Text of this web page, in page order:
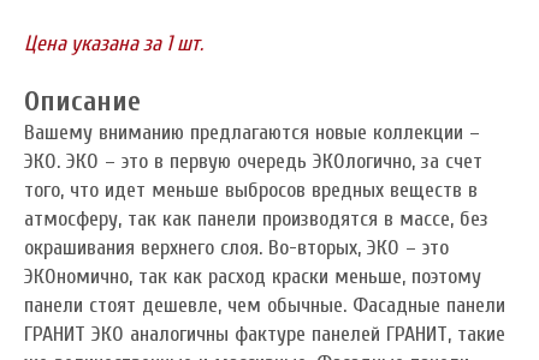
Цена указана за 1 шт.
Описание
Вашему вниманию предлагаются новые коллекции –
ЭКО. ЭКО – это в первую очередь ЭКОлогично, за счет
того, что идет меньше выбросов вредных веществ в
атмосферу, так как панели производятся в массе, без
окрашивания верхнего слоя. Во-вторых, ЭКО – это
ЭКОномично, так как расход краски меньше, поэтому
панели стоят дешевле, чем обычные. Фасадные панели
ГРАНИТ ЭКО аналогичны фактуре панелей ГРАНИТ, такие